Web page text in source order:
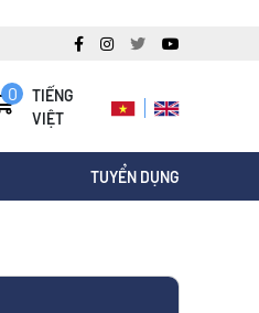
0
TIẾNG
VIỆT
TUYỂN DỤNG